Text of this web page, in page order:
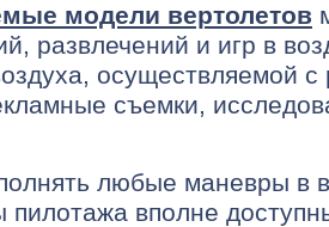
модели вертолетов
развлечений и игр в
осуществляемой
съемки,
любые маневры в
вполне